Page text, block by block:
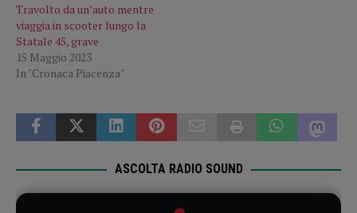
Travolto da un’auto mentre
viaggia in scooter lungo la
Statale 45, grave
15 Maggio 2023
In "Cronaca Piacenza"
ASCOLTA RADIO SOUND